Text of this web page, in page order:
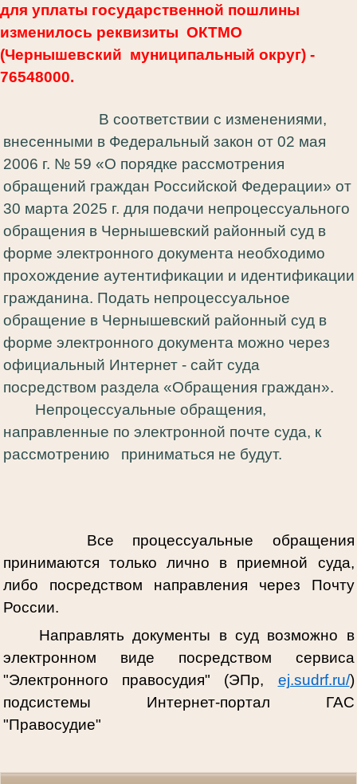
для уплаты государственной пошлины
изменилось реквизиты ОКТМО
(Чернышевский муниципальный округ) -
76548000.
В соответствии с изменениями,
внесенными в Федеральный закон от 02 мая
2006 г. № 59 «О порядке рассмотрения
обращений граждан Российской Федерации» от
30 марта 2025 г. для подачи непроцессуального
обращения в Чернышевский районный суд в
форме электронного документа необходимо
прохождение аутентификации и идентификации
гражданина. Подать непроцессуальное
обращение в Чернышевский районный суд в
форме электронного документа можно через
официальный Интернет - сайт суда
посредством раздела «Обращения граждан».
Непроцессуальные обращения,
направленные по электронной почте суда, к
рассмотрению приниматься не будут.
Все процессуальные обращения
принимаются только лично в приемной суда,
либо посредством направления через Почту
России.
Направлять документы в суд возможно в
электронном виде посредством сервиса
"Электронного правосудия" (ЭПр, ej.sudrf.ru/)
подсистемы Интернет-портал ГАС
"Правосудие"